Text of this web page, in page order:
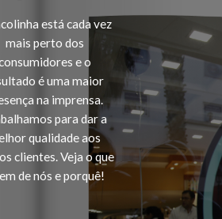
está cada vez
mais perto dos
e o
é uma maior
na imprensa.
para dar a
qualidade aos
clientes. Veja o que
de nós e porquê!